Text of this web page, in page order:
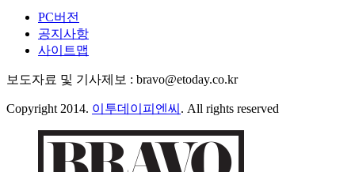
PC버전
공지사항
사이트맵
보도자료 및 기사제보 : bravo@etoday.co.kr
Copyright 2014. 이투데이피엔씨 . All rights reserved